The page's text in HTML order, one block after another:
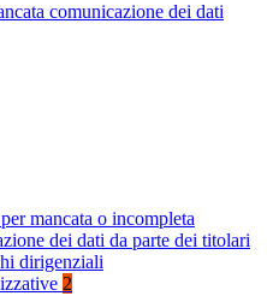
comunicazione dei dati
mancata o incompleta
dei dati da parte dei titolari
dirigenziali
2